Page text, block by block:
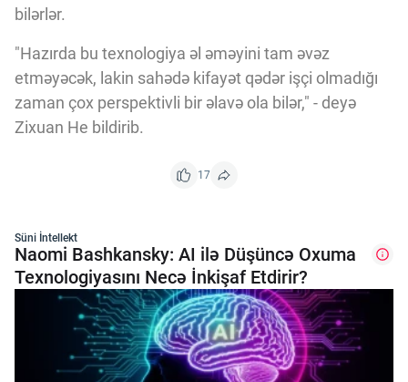
bilərlər.
"Hazırda bu texnologiya əl əməyini tam əvəz
etməyəcək, lakin sahədə kifayət qədər işçi olmadığı
zaman çox perspektivli bir əlavə ola bilər," - deyə
Zixuan He bildirib.
17
Süni İntellekt
Naomi Bashkansky: AI ilə Düşüncə Oxuma
Texnologiyasını Necə İnkişaf Etdirir?